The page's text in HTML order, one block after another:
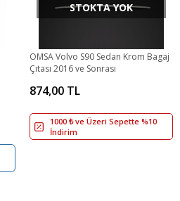
STOKTA YOK
OMSA Volvo S90 Sedan Krom Bagaj
Çıtası 2016 ve Sonrası
874,00 TL
1000 ₺ ve Üzeri Sepette %10
İndirim